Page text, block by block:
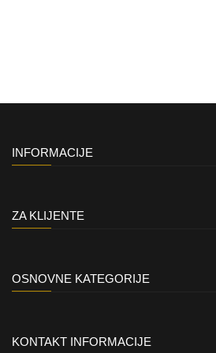
INFORMACIJE
ZA KLIJENTE
OSNOVNE KATEGORIJE
KONTAKT INFORMACIJE